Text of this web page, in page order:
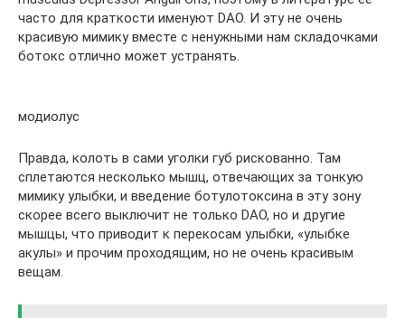
часто для краткости именуют DAO. И эту не очень
красивую мимику вместе с ненужными нам складочками
ботокс отлично может устранять.
модиолус
Правда, колоть в сами уголки губ рискованно. Там
сплетаются несколько мышц, отвечающих за тонкую
мимику улыбки, и введение ботулотоксина в эту зону
скорее всего выключит не только DAO, но и другие
мышцы, что приводит к перекосам улыбки, «улыбке
акулы» и прочим проходящим, но не очень красивым
вещам.